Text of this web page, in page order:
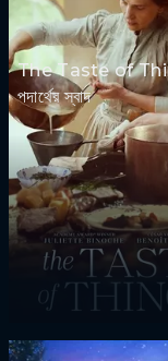
The Taste of
পদার্থের স্বাদ